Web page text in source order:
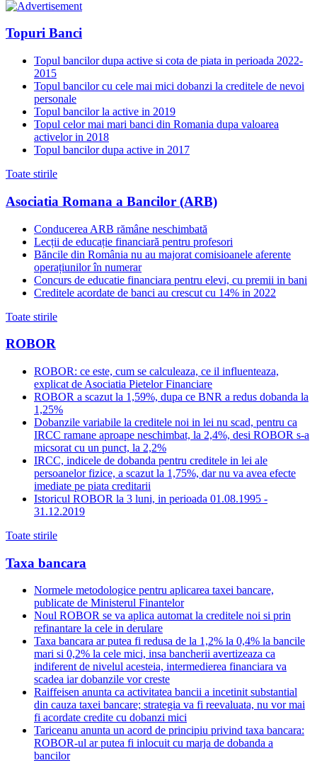
Topuri Banci
Topul bancilor dupa active si cota de piata in perioada 2022-
2015
Topul bancilor cu cele mai mici dobanzi la creditele de nevoi
personale
Topul bancilor la active in 2019
Topul celor mai mari banci din Romania dupa valoarea
activelor in 2018
Topul bancilor dupa active in 2017
Toate stirile
Asociatia Romana a Bancilor (ARB)
Conducerea ARB rămâne neschimbată
Lecții de educație financiară pentru profesori
Băncile din România nu au majorat comisioanele aferente
operațiunilor în numerar
Concurs de educatie financiara pentru elevi, cu premii in bani
Creditele acordate de banci au crescut cu 14% in 2022
Toate stirile
ROBOR
ROBOR: ce este, cum se calculeaza, ce il influenteaza,
explicat de Asociatia Pietelor Financiare
ROBOR a scazut la 1,59%, dupa ce BNR a redus dobanda la
1,25%
Dobanzile variabile la creditele noi in lei nu scad, pentru ca
IRCC ramane aproape neschimbat, la 2,4%, desi ROBOR s-a
micsorat cu un punct, la 2,2%
IRCC, indicele de dobanda pentru creditele in lei ale
persoanelor fizice, a scazut la 1,75%, dar nu va avea efecte
imediate pe piata creditarii
Istoricul ROBOR la 3 luni, in perioada 01.08.1995 -
31.12.2019
Toate stirile
Taxa bancara
Normele metodologice pentru aplicarea taxei bancare,
publicate de Ministerul Finantelor
Noul ROBOR se va aplica automat la creditele noi si prin
refinantare la cele in derulare
Taxa bancara ar putea fi redusa de la 1,2% la 0,4% la bancile
mari si 0,2% la cele mici, insa bancherii avertizeaza ca
indiferent de nivelul acesteia, intermedierea financiara va
scadea iar dobanzile vor creste
Raiffeisen anunta ca activitatea bancii a incetinit substantial
din cauza taxei bancare; strategia va fi reevaluata, nu vor mai
fi acordate credite cu dobanzi mici
Tariceanu anunta un acord de principiu privind taxa bancara:
ROBOR-ul ar putea fi inlocuit cu marja de dobanda a
bancilor